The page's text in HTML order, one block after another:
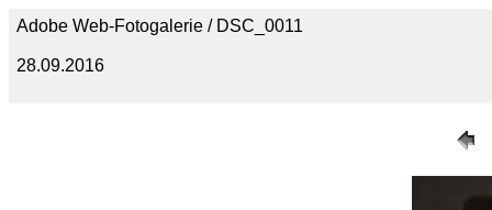
Adobe Web-Fotogalerie / DSC_0011
28.09.2016